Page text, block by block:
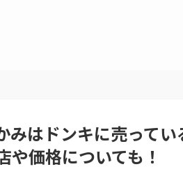
みはドンキに売って
や価格についても！